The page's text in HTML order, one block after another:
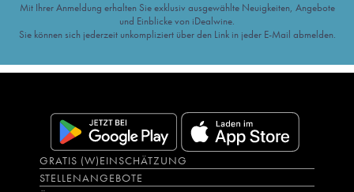
Mit Ihrer Anmeldung erhalten Sie exklusiv ausgewählte Neuigkeiten, Angebote
und Einblicke von iDealwine.
Sie können sich jederzeit unkompliziert über den Link in jeder E-Mail abmelden.
GRATIS (W)EINSCHÄTZUNG
STELLENANGEBOTE